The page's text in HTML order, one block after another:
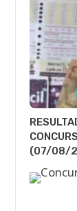
(07/08/